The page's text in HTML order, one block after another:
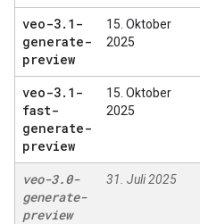
veo-3. 1-
generate-
preview
15. Oktober
2025
veo-3. 1-
fast-
generate-
preview
15. Oktober
2025
veo-3.0-
generate-
preview
31. Juli 2025